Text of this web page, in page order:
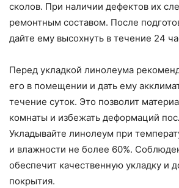
сколов. При наличии дефектов их
ремонтным составом. После
дайте ему высохнуть в течение 24
Перед укладкой линолеума
его в помещении и дать ему
течение суток. Это позволит
комнаты и избежать деформаций
Укладывайте линолеум при
и влажности не более 60%.
обеспечит качественную укладку и
покрытия.